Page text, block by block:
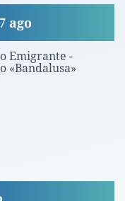
Emigrante -
«Bandalusa»
ago